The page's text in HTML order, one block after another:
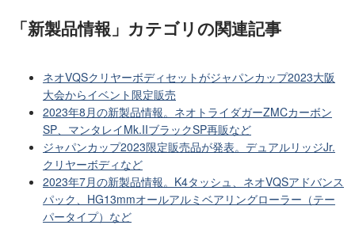
「新製品情報」カテゴリの関連記事
ネオVQSクリヤーボディセットがジャパンカップ2023大阪
大会からイベント限定販売
2023年8月の新製品情報。ネオトライダガーZMCカーボン
SP、マンタレイMk.IIブラックSP再販など
ジャパンカップ2023限定販売品が発表。デュアルリッジJr.
クリヤーボディなど
2023年7月の新製品情報。K4タッシュ、ネオVQSアドバンス
パック、HG13mmオールアルミベアリングローラー（テー
パータイプ）など